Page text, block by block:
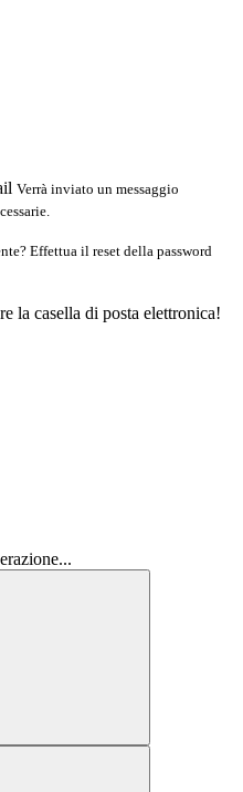
Verrà inviato un messaggio
Effettua il reset della password
la casella di posta elettronica!